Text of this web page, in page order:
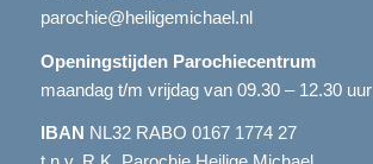
parochie@heiligemichael.nl
Openingstijden Parochiecentrum
maandag t/m vrijdag van 09.30 – 12.30 uur
IBAN NL32 RABO 0167 1774 27